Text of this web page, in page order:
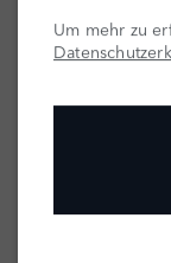
Um mehr zu